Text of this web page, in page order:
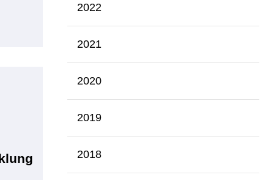
2022
2021
2020
2019
2018